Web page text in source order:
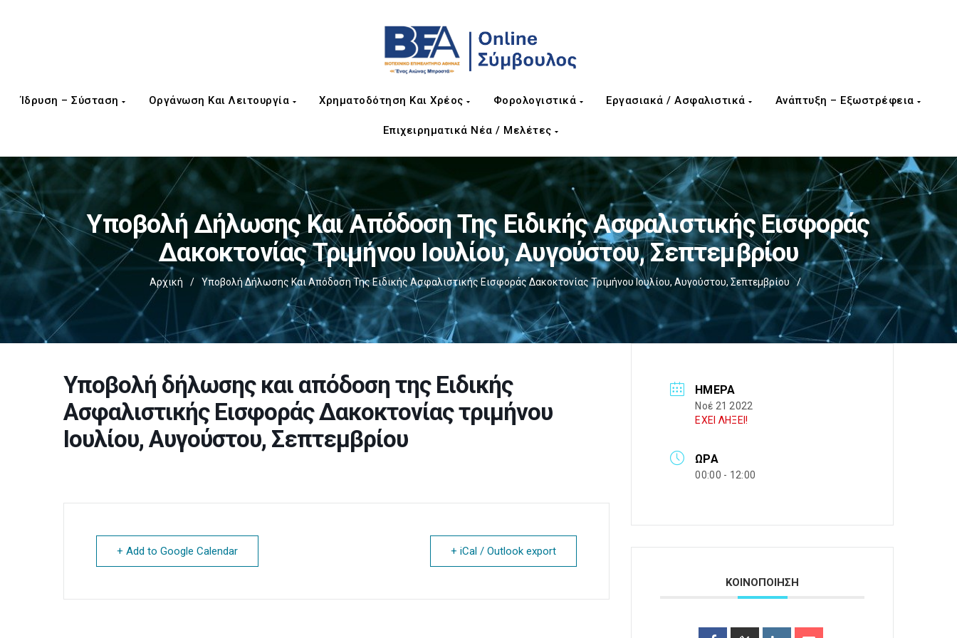
Ίδρυση – Σύσταση Οργάνωση Και Λειτουργία Χρηματοδότηση Και Χρέος Φορολογιστικά Εργασιακά / Ασφαλιστικά Ανάπτυξη – Εξωστρέφεια
Επιχειρηματικά Νέα / Μελέτες
Υποβολή Δήλωσης Και Απόδοση Της Ειδικής Ασφαλιστικής Εισφοράς
Δακοκτονίας Τριμήνου Ιουλίου, Αυγούστου, Σεπτεμβρίου
Αρχική / Υποβολή Δήλωσης Και Απόδοση Της Ειδικής Ασφαλιστικής Εισφοράς Δακοκτονίας Τριμήνου Ιουλίου, Αυγούστου, Σεπτεμβρίου /
Υποβολή δήλωσης και απόδοση της Ειδικής
Ασφαλιστικής Εισφοράς Δακοκτονίας τριμήνου
Ιουλίου, Αυγούστου, Σεπτεμβρίου
+ Add to Google Calendar + iCal / Outlook export
ΗΜΈΡΑ
Νοέ 21 2022
ΕΧΕΙ ΛΗΞΕΙ!
ΏΡΑ
00:00 - 12:00
ΚΟΙΝΟΠΟΙΗΣΗ